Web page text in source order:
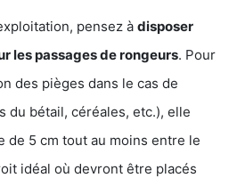
pensez à disposer
les passages de rongeurs. Pour
des pièges dans le cas de
du bétail, céréales, etc.), elle
de 5 cm tout au moins entre le
idéal où devront être placés